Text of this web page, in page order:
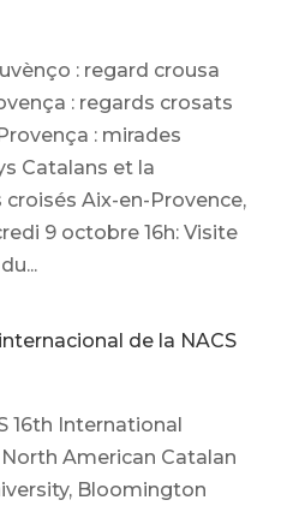
: regard crousa
: regards crosats
: mirades
Catalans et la
croisés Aix-en-Provence,
9 octobre 16h: Visite
de la NACS
16th International
American Catalan
Bloomington